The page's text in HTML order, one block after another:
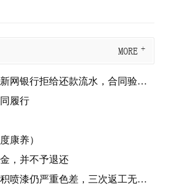
MORE
行拒给还款流水，合同验签显示被篡改
履行
康养）
，并不予退还
差，三次返工无果还要第四次，厂家和4S店推诿不管！